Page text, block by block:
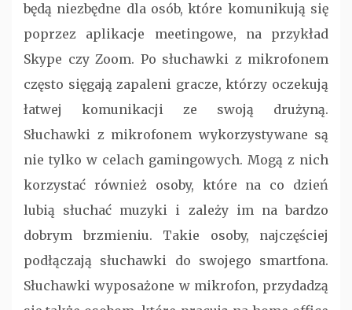
będą niezbędne dla osób, które komunikują się
poprzez aplikacje meetingowe, na przykład
Skype czy Zoom. Po słuchawki z mikrofonem
często sięgają zapaleni gracze, którzy oczekują
łatwej komunikacji ze swoją drużyną.
Słuchawki z mikrofonem wykorzystywane są
nie tylko w celach gamingowych. Mogą z nich
korzystać również osoby, które na co dzień
lubią słuchać muzyki i zależy im na bardzo
dobrym brzmieniu. Takie osoby, najczęściej
podłączają słuchawki do swojego smartfona.
Słuchawki wyposażone w mikrofon, przydadzą